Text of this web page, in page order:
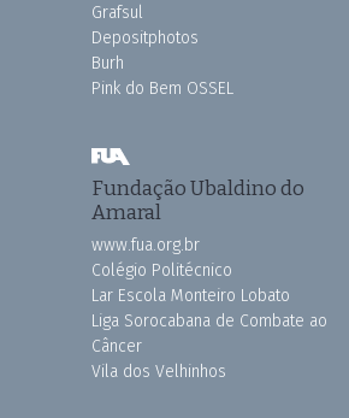
Grafsul
Depositphotos
Burh
Pink do Bem OSSEL
Fundação Ubaldino do
Amaral
www.fua.org.br
Colégio Politécnico
Lar Escola Monteiro Lobato
Liga Sorocabana de Combate ao
Câncer
Vila dos Velhinhos